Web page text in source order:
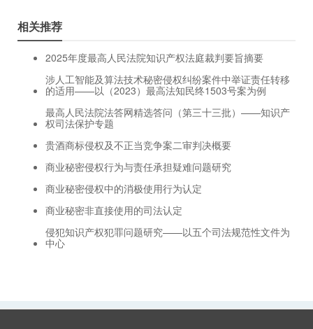
相关推荐
2025年度最高人民法院知识产权法庭裁判要旨摘要
涉人工智能及算法技术秘密侵权纠纷案件中举证责任转移
的适用——以（2023）最高法知民终1503号案为例
最高人民法院法答网精选答问（第三十三批）——知识产
权司法保护专题
贵酒商标侵权及不正当竞争案二审判决概要
商业秘密侵权行为与责任承担疑难问题研究
商业秘密侵权中的消极使用行为认定
商业秘密非直接使用的司法认定
侵犯知识产权犯罪问题研究——以五个司法规范性文件为
中心